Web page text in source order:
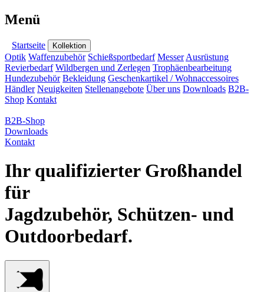
Menü
Startseite Kollektion
Optik Waffenzubehör Schießsportbedarf Messer Ausrüstung
Revierbedarf Wildbergen und Zerlegen Trophäenbearbeitung
Hundezubehör Bekleidung Geschenkartikel / Wohnaccessoires
Händler Neuigkeiten Stellenangebote Über uns Downloads B2B-
Shop Kontakt
B2B-Shop
Downloads
Kontakt
Ihr qualifizierter Großhandel
für
Jagdzubehör, Schützen- und
Outdoorbedarf.